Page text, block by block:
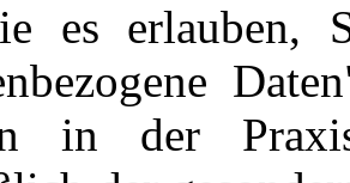
es erlauben,
in der